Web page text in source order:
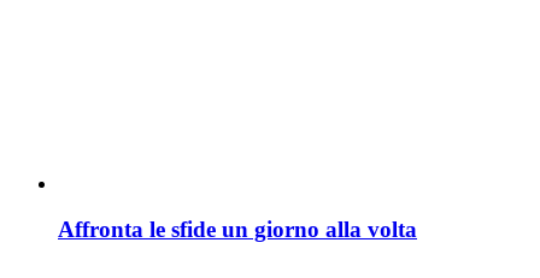
Affronta le sfide un giorno alla volta